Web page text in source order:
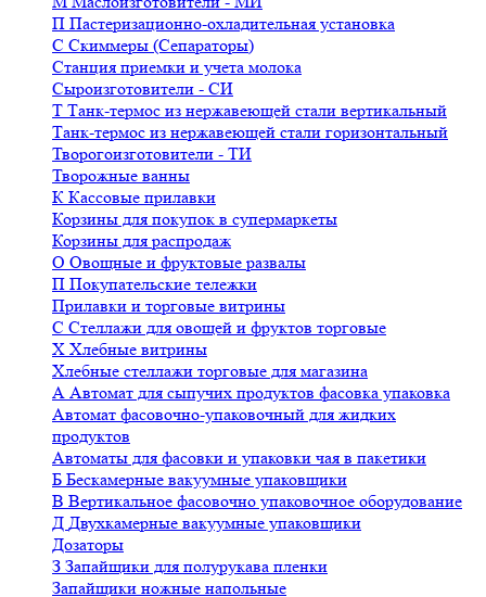
П Пастеризационно-охладительная установка
С Скиммеры (Сепараторы)
Станция приемки и учета молока
Сыроизготовители - СИ
Т Танк-термос из нержавеющей стали вертикальный
Танк-термос из нержавеющей стали горизонтальный
Творогоизготовители - ТИ
Творожные ванны
К Кассовые прилавки
Корзины для покупок в супермаркеты
Корзины для распродаж
О Овощные и фруктовые развалы
П Покупательские тележки
Прилавки и торговые витрины
С Стеллажи для овощей и фруктов торговые
Х Хлебные витрины
Хлебные стеллажи торговые для магазина
А Автомат для сыпучих продуктов фасовка упаковка
Автомат фасовочно-упаковочный для жидких
продуктов
Автоматы для фасовки и упаковки чая в пакетики
Б Бескамерные вакуумные упаковщики
В Вертикальное фасовочно упаковочное оборудование
Д Двухкамерные вакуумные упаковщики
Дозаторы
З Запайщики для полурукава пленки
Запайщики ножные напольные